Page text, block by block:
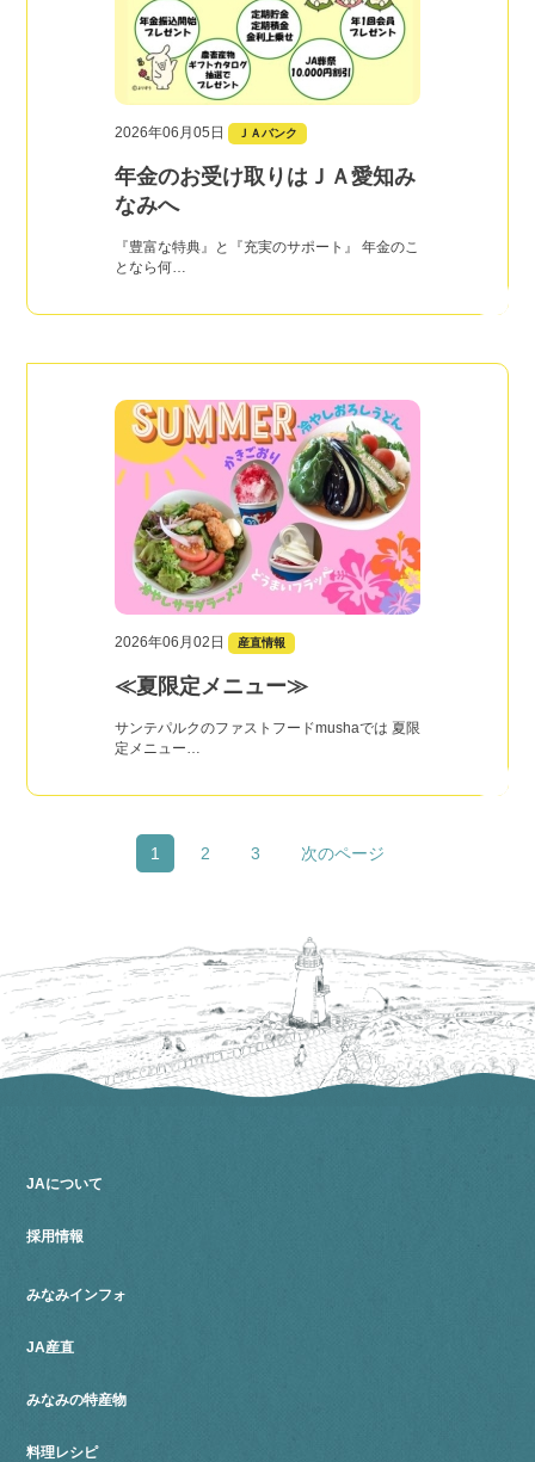
2026年06月05日 ＪＡバンク
年金のお受け取りはＪＡ愛知み
なみへ
『豊富な特典』と『充実のサポート』 年金のこ
となら何…
2026年06月02日 産直情報
≪夏限定メニュー≫
サンテパルクのファストフードmushaでは 夏限
定メニュー…
1 2 3 次のページ
JAについて
採用情報
みなみインフォ
JA産直
みなみの特産物
料理レシピ